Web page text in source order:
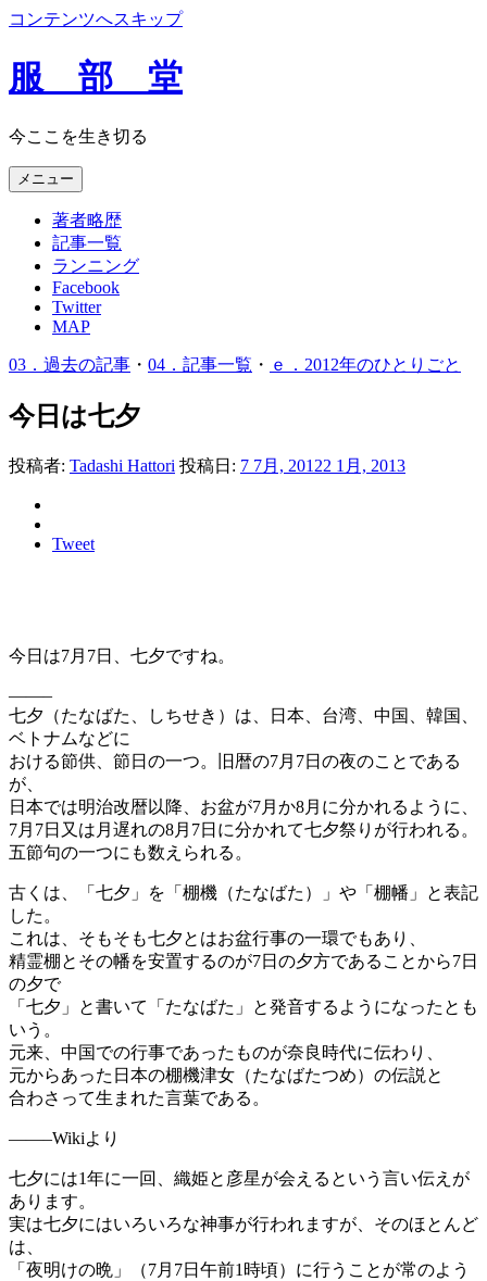
コンテンツへスキップ
服 部 堂
今ここを生き切る
メニュー
著者略歴
記事一覧
ランニング
Facebook
Twitter
MAP
03．過去の記事 ・ 04．記事一覧 ・ ｅ．2012年のひとりごと
今日は七夕
投稿者: Tadashi Hattori 投稿日: 7 7月, 20122 1月, 2013
Tweet
今日は7月7日、七夕ですね。
——–
七夕（たなばた、しちせき）は、日本、台湾、中国、韓国、
ベトナムなどに
おける節供、節日の一つ。旧暦の7月7日の夜のことである
が、
日本では明治改暦以降、お盆が7月か8月に分かれるように、
7月7日又は月遅れの8月7日に分かれて七夕祭りが行われる。
五節句の一つにも数えられる。
古くは、「七夕」を「棚機（たなばた）」や「棚幡」と表記
した。
これは、そもそも七夕とはお盆行事の一環でもあり、
精霊棚とその幡を安置するのが7日の夕方であることから7日
の夕で
「七夕」と書いて「たなばた」と発音するようになったとも
いう。
元来、中国での行事であったものが奈良時代に伝わり、
元からあった日本の棚機津女（たなばたつめ）の伝説と
合わさって生まれた言葉である。
——–Wikiより
七夕には1年に一回、織姫と彦星が会えるという言い伝えが
あります。
実は七夕にはいろいろな神事が行われますが、そのほとんど
は、
「夜明けの晩」（7月7日午前1時頃）に行うことが常のよう